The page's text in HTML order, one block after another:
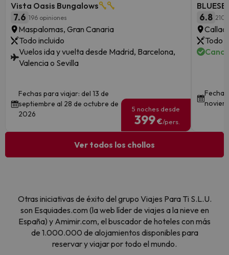
Vista Oasis Bungalows
7.6 196 opiniones
Maspalomas, Gran Canaria
Todo incluido
Vuelos ida y vuelta desde Madrid, Barcelona,
Valencia o Sevilla
Fechas para viajar: del 13 de
septiembre al 28 de octubre de
2026
5 noches desde
399€/pers.
6.8 210
Todo
Ver todos los chollos
Otras iniciativas de éxito del grupo Viajes Para Ti S.L.U.
son Esquiades.com (la web líder de viajes a la nieve en
España) y Amimir.com, el buscador de hoteles con más
de 1.000.000 de alojamientos disponibles para
reservar y viajar por todo el mundo.